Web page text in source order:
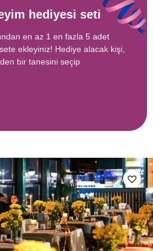
hediyesi seti
en az 1 en fazla 5 adet
ekleyiniz! Hediye alacak kişi,
bir tanesini seçip